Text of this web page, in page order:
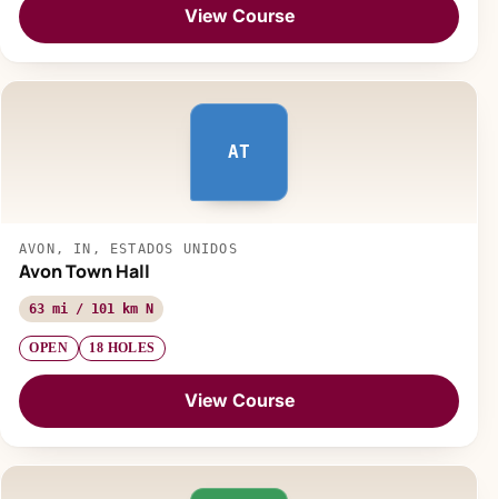
View Course
AT
AVON, IN, ESTADOS UNIDOS
Avon Town Hall
63 mi / 101 km N
OPEN 18 HOLES
View Course